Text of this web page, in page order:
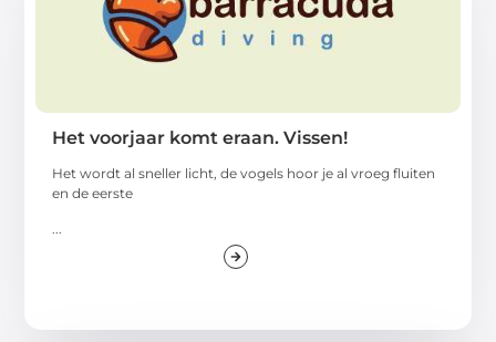
Het voorjaar komt eraan. Vissen!
Het wordt al sneller licht, de vogels hoor je al vroeg fluiten
en de eerste
...